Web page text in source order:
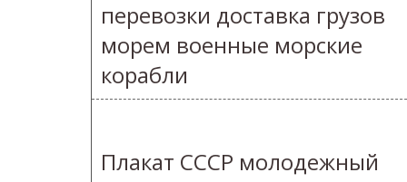
перевозки доставка грузов
морем военные морские
корабли
Плакат СССР молодежный